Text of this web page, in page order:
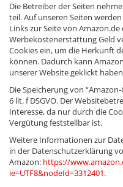
Die Betreiber der Seiten
teil. Auf unseren Seiten
Links zur Seite von
Werbekostenerstattung Geld
Cookies ein, um die Herkunft
können. Dadurch kann
unserer Website geklickt
Die Speicherung von
6 lit. f DSGVO. Der
Interesse, da nur durch die
Vergütung feststellbar ist.
Weitere Informationen zur
in der Datenschutzerklärung
Amazon: https://
ie=UTF8&nodeId=3312401.